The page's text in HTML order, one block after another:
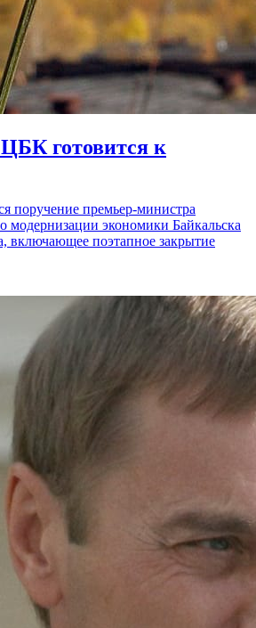
готовится к
поручение премьер-министра
модернизации экономики Байкальска
включающее поэтапное закрытие